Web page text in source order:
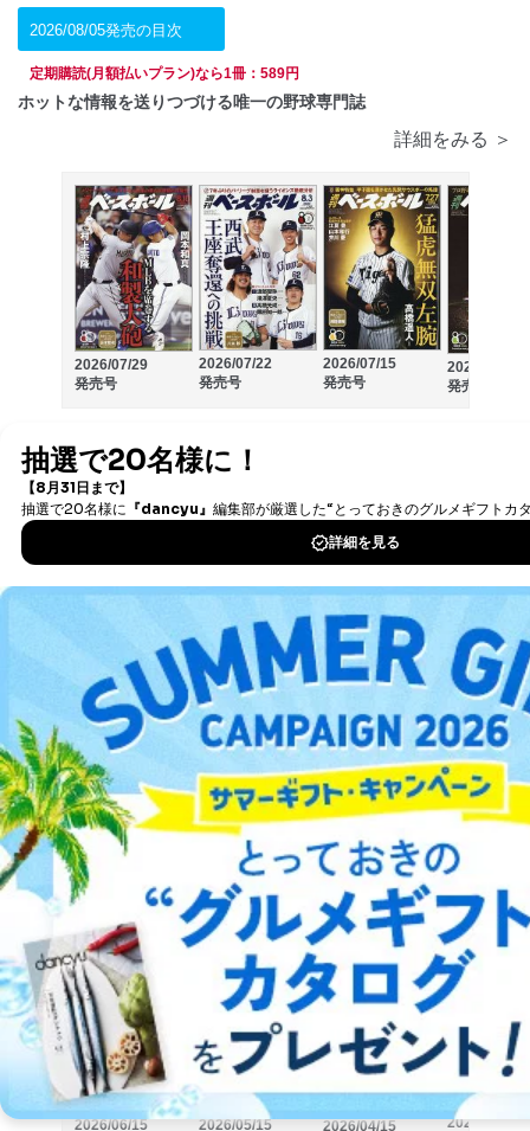
2026/08/05発売の目次
定期購読(月額払いプラン)なら1冊：589円
ホットな情報を送りつづける唯一の野球専門誌
詳細をみる ＞
2026/07/29
発売号
2026/07/22
発売号
2026/07/15
発売号
2026/07/08
発売号
22 月刊バレーボール
日本文化出版
送料
無料
2026/07/15発売の目次
参考価格： 990円
70年を超える歴史と伝統を誇る雑誌『月刊バレーボール』は、フ
ァンの夢を育み、日々の練習に励む部活生たちを応援します。
詳細をみる ＞
2026/06/15 2026/05/15 2026/04/15 2026/03/13